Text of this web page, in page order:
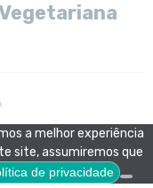
a melhor experiência
site, assumiremos que
de privacidade